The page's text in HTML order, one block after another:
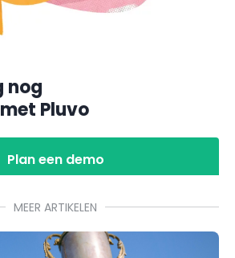
nog
Pluvo
Plan een demo
MEER ARTIKELEN